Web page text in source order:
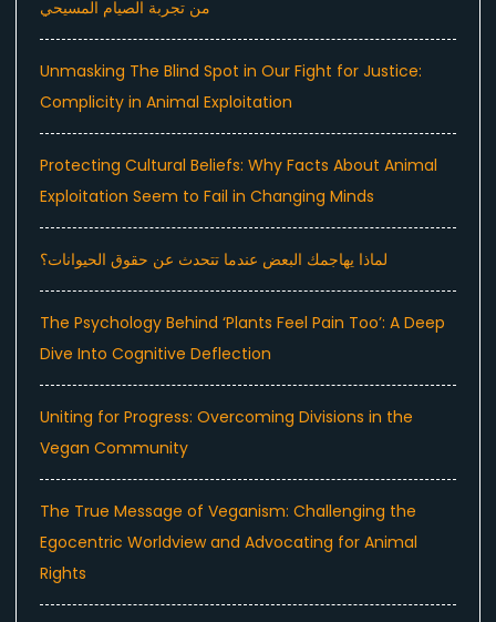
من تجربة الصيام المسيحي
Unmasking The Blind Spot in Our Fight for Justice:
Complicity in Animal Exploitation
Protecting Cultural Beliefs: Why Facts About Animal
Exploitation Seem to Fail in Changing Minds
لماذا يهاجمك البعض عندما تتحدث عن حقوق الحيوانات؟
The Psychology Behind ‘Plants Feel Pain Too’: A Deep
Dive Into Cognitive Deflection
Uniting for Progress: Overcoming Divisions in the
Vegan Community
The True Message of Veganism: Challenging the
Egocentric Worldview and Advocating for Animal
Rights